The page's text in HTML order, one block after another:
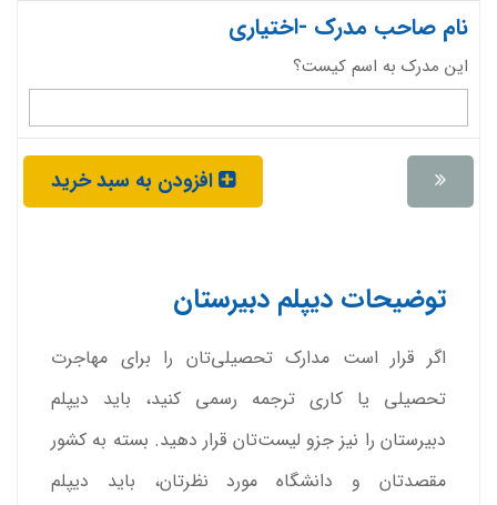
نام صاحب مدرک -اختیاری
این مدرک به اسم کیست؟
افزودن به سبد خرید
توضیحات دیپلم دبیرستان
اگر قرار است مدارک تحصیلی‌تان را برای مهاجرت
تحصیلی یا کاری ترجمه رسمی کنید، باید دیپلم
دبیرستان را نیز جزو لیست‌تان قرار دهید. بسته به کشور
مقصدتان و دانشگاه مورد نظرتان، باید دیپلم